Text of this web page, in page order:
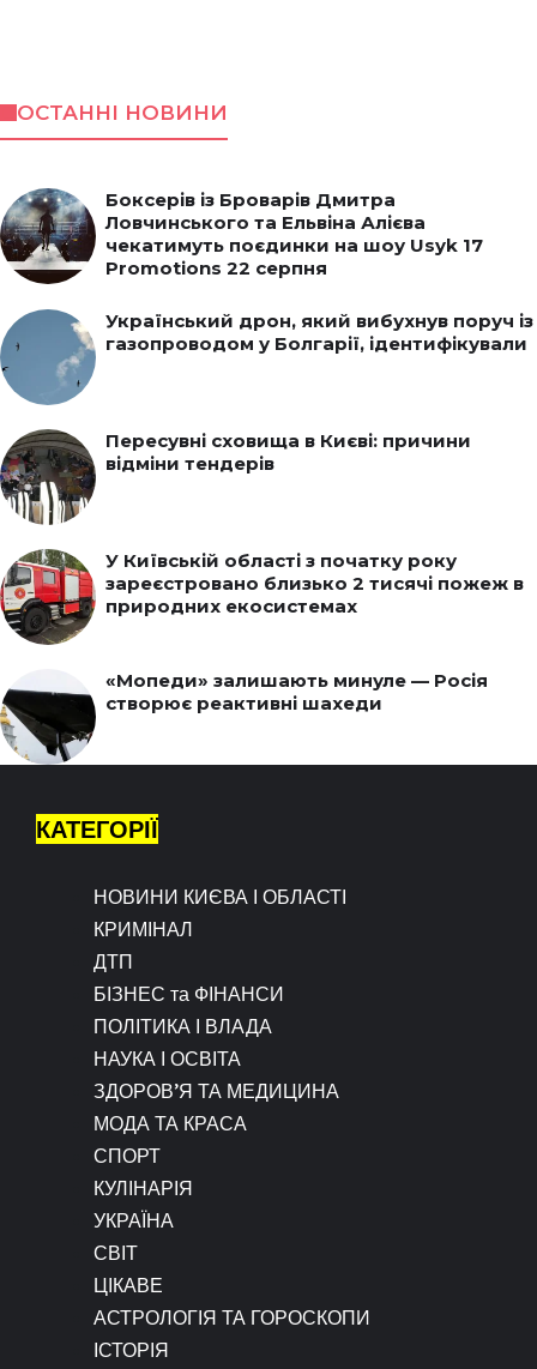
ОСТАННІ НОВИНИ
Боксерів із Броварів Дмитра
Ловчинського та Ельвіна Алієва
чекатимуть поєдинки на шоу Usyk 17
Promotions 22 серпня
Український дрон, який вибухнув поруч із
газопроводом у Болгарії, ідентифікували
Пересувні сховища в Києві: причини
відміни тендерів
У Київській області з початку року
зареєстровано близько 2 тисячі пожеж в
природних екосистемах
«Мопеди» залишають минуле — Росія
створює реактивні шахеди
КАТЕГОРІЇ
НОВИНИ КИЄВА І ОБЛАСТІ
КРИМІНАЛ
ДТП
БІЗНЕС та ФІНАНСИ
ПОЛІТИКА І ВЛАДА
НАУКА І ОСВІТА
ЗДОРОВ’Я ТА МЕДИЦИНА
МОДА ТА КРАСА
СПОРТ
КУЛІНАРІЯ
УКРАЇНА
СВІТ
ЦІКАВЕ
АСТРОЛОГІЯ ТА ГОРОСКОПИ
ІСТОРІЯ